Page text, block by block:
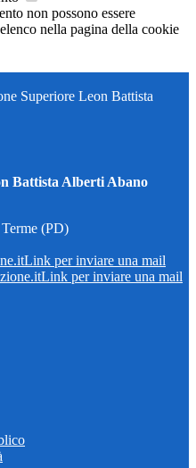
non possono essere
nella pagina della cookie
Superiore Leon Battista
Battista Alberti Abano
(PD)
Link per inviare una mail
Link per inviare una mail